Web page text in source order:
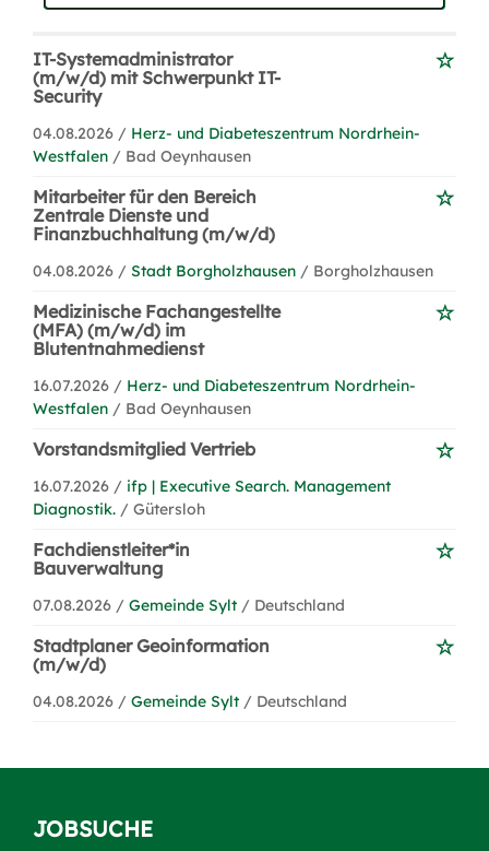
IT-Systemadministrator
(m/w/d) mit Schwerpunkt IT-
Security
04.08.2026 / Herz- und Diabeteszentrum Nordrhein-
Westfalen / Bad Oeynhausen
Mitarbeiter für den Bereich
Zentrale Dienste und
Finanzbuchhaltung (m/w/d)
04.08.2026 / Stadt Borgholzhausen / Borgholzhausen
Medizinische Fachangestellte
(MFA) (m/w/d) im
Blutentnahmedienst
16.07.2026 / Herz- und Diabeteszentrum Nordrhein-
Westfalen / Bad Oeynhausen
Vorstandsmitglied Vertrieb
16.07.2026 / ifp | Executive Search. Management
Diagnostik. / Gütersloh
Fachdienstleiter*in
Bauverwaltung
07.08.2026 / Gemeinde Sylt / Deutschland
Stadtplaner Geoinformation
(m/w/d)
04.08.2026 / Gemeinde Sylt / Deutschland
JOBSUCHE